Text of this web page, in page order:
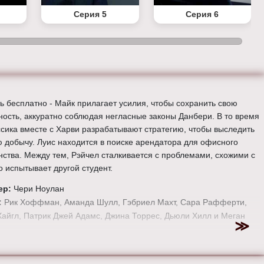
Серия 5 Серия 6
бесплатно - Майк прилагает усилия, чтобы сохранить свою
аккуратно соблюдая негласные законы Данбери. В то время
вместе с Харви разрабатывают стратегию, чтобы выследить
Луис находится в поиске арендатора для офисного
Между тем, Рэйчел сталкивается с проблемами, схожими с
испытывает другой студент.
Чери Ноулан
Рик Хоффман, Аманда Шулл, Гэбриел Махт, Сара Рафферти,
Патрик Джей Адамс, Джина Торрес, Дьюли Хилл и Меган